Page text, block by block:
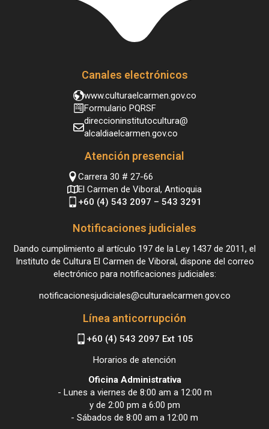
Canales electrónicos
www.culturaelcarmen.gov.co
Formulario PQRSF
direccioninstitutocultura@
alcaldiaelcarmen.gov.co
Atención presencial
Carrera 30 # 27-66
El Carmen de Viboral, Antioquia
+60 (4) 543 2097 – 543 3291
Notificaciones judiciales
Dando cumplimiento al artículo 197 de la Ley 1437 de 2011, el
Instituto de Cultura El Carmen de Viboral, dispone del correo
electrónico para notificaciones judiciales:
notificacionesjudiciales@culturaelcarmen.gov.co
Línea anticorrupción
+60 (4) 543 2097 Ext 105
Horarios de atención
Oficina Administrativa
- Lunes a viernes de 8:00 am a 12:00 m
y de 2:00 pm a 6:00 pm
- Sábados de 8:00 am a 12:00 m